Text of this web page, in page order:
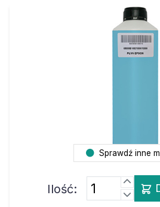
Sprawdź inne
Ilość: